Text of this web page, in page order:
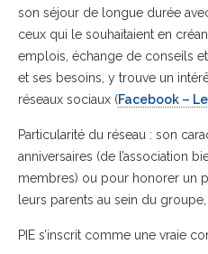
son séjour de longue durée
ceux qui le souhaitaient en
emplois, échange de conseils
et ses besoins, y trouve un
réseaux sociaux (Facebook –
Particularité du réseau : son
anniversaires (de l’association
membres) ou pour honorer un
leurs parents au sein du
PIE s’inscrit comme une vraie